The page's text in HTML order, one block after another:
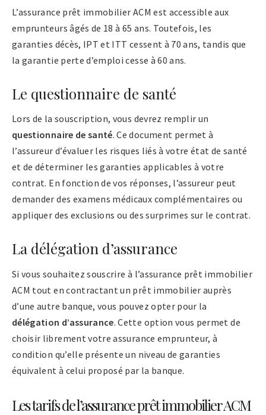
L’assurance prêt immobilier ACM est accessible aux
emprunteurs âgés de 18 à 65 ans. Toutefois, les
garanties décès, IPT et ITT cessent à 70 ans, tandis que
la garantie perte d’emploi cesse à 60 ans.
Le questionnaire de santé
Lors de la souscription, vous devrez remplir un
questionnaire de santé. Ce document permet à
l’assureur d’évaluer les risques liés à votre état de santé
et de déterminer les garanties applicables à votre
contrat. En fonction de vos réponses, l’assureur peut
demander des examens médicaux complémentaires ou
appliquer des exclusions ou des surprimes sur le contrat.
La délégation d’assurance
Si vous souhaitez souscrire à l’assurance prêt immobilier
ACM tout en contractant un prêt immobilier auprès
d’une autre banque, vous pouvez opter pour la
délégation d’assurance. Cette option vous permet de
choisir librement votre assurance emprunteur, à
condition qu’elle présente un niveau de garanties
équivalent à celui proposé par la banque.
Les tarifs de l’assurance prêt immobilier ACM